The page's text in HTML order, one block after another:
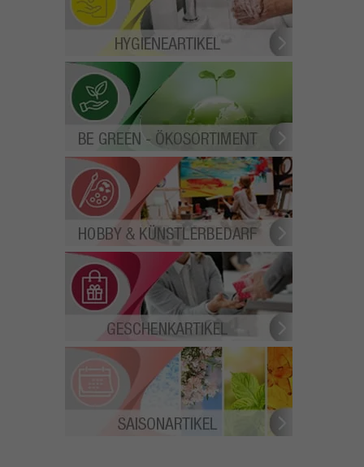
HYGIENEARTIKEL
GREEN - ÖKOSORTIMENT
& KÜNSTLERBEDARF
GESCHENKARTIKEL